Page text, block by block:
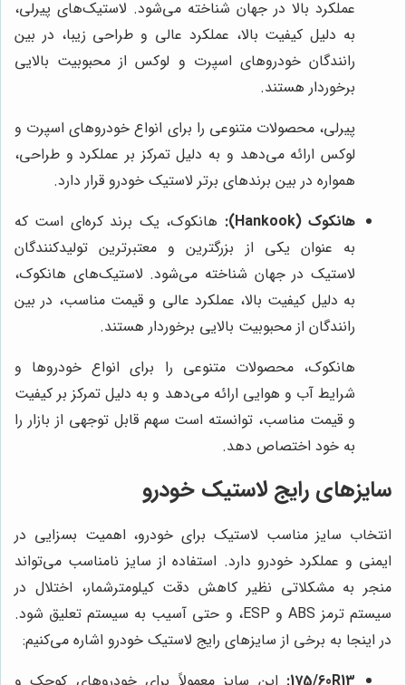
عملکرد بالا در جهان شناخته می‌شود. لاستیک‌های پیرلی،
به دلیل کیفیت بالا، عملکرد عالی و طراحی زیبا، در بین
رانندگان خودروهای اسپرت و لوکس از محبوبیت بالایی
برخوردار هستند.
پیرلی، محصولات متنوعی را برای انواع خودروهای اسپرت و
لوکس ارائه می‌دهد و به دلیل تمرکز بر عملکرد و طراحی،
همواره در بین برندهای برتر لاستیک خودرو قرار دارد.
هانکوک (Hankook):
هانکوک، یک برند کره‌ای است که
به عنوان یکی از بزرگترین و معتبرترین تولیدکنندگان
لاستیک در جهان شناخته می‌شود. لاستیک‌های هانکوک،
به دلیل کیفیت بالا، عملکرد عالی و قیمت مناسب، در بین
رانندگان از محبوبیت بالایی برخوردار هستند.
هانکوک، محصولات متنوعی را برای انواع خودروها و
شرایط آب و هوایی ارائه می‌دهد و به دلیل تمرکز بر کیفیت
و قیمت مناسب، توانسته است سهم قابل توجهی از بازار را
به خود اختصاص دهد.
سایزهای رایج لاستیک خودرو
انتخاب سایز مناسب لاستیک برای خودرو، اهمیت بسزایی در
ایمنی و عملکرد خودرو دارد. استفاده از سایز نامناسب می‌تواند
منجر به مشکلاتی نظیر کاهش دقت کیلومترشمار، اختلال در
سیستم ترمز ABS و ESP، و حتی آسیب به سیستم تعلیق شود.
در اینجا به برخی از سایزهای رایج لاستیک خودرو اشاره می‌کنیم:
175/60R13: این سایز معمولاً برای خودروهای کوچک و